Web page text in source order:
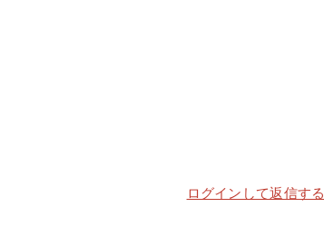
ログインして返信する